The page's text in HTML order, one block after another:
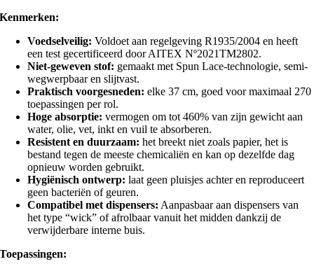
Kenmerken:
Voedselveilig: Voldoet aan regelgeving R1935/2004 en heeft
een test gecertificeerd door AITEX Nº2021TM2802.
Niet-geweven stof: gemaakt met Spun Lace-technologie, semi-
wegwerpbaar en slijtvast.
Praktisch voorgesneden: elke 37 cm, goed voor maximaal 270
toepassingen per rol.
Hoge absorptie: vermogen om tot 460% van zijn gewicht aan
water, olie, vet, inkt en vuil te absorberen.
Resistent en duurzaam: het breekt niet zoals papier, het is
bestand tegen de meeste chemicaliën en kan op dezelfde dag
opnieuw worden gebruikt.
Hygiënisch ontwerp: laat geen pluisjes achter en reproduceert
geen bacteriën of geuren.
Compatibel met dispensers: Aanpasbaar aan dispensers van
het type “wick” of afrolbaar vanuit het midden dankzij de
verwijderbare interne buis.
Toepassingen: